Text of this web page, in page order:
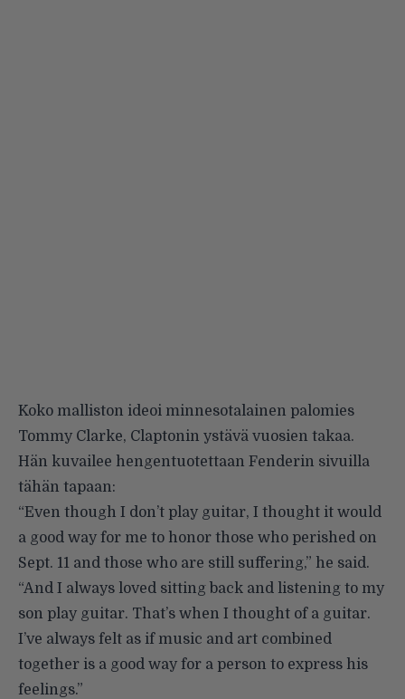
Koko malliston ideoi minnesotalainen palomies
Tommy Clarke, Claptonin ystävä vuosien takaa.
Hän kuvailee hengentuotettaan Fenderin sivuilla
tähän tapaan:
“Even though I don’t play guitar, I thought it would
a good way for me to honor those who perished on
Sept. 11 and those who are still suffering,” he said.
“And I always loved sitting back and listening to my
son play guitar. That’s when I thought of a guitar.
I’ve always felt as if music and art combined
together is a good way for a person to express his
feelings.”